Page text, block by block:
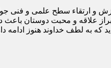
مهرماه سال ۱۳۵۸ با هدف آموزش و ارتقاء سطح
علاقه و محبت دوستان باعث
که به لطف خداوند هنوز ادامه